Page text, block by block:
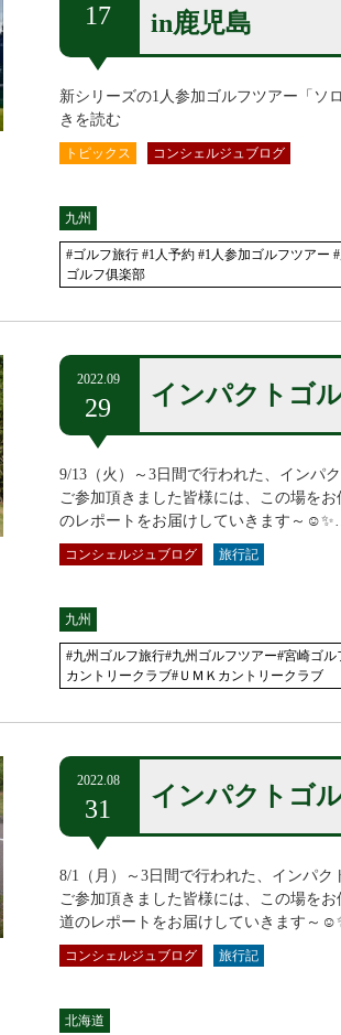
17
in鹿児島
新シリーズの1人参加ゴルフツアー「
きを読む
トピックス コンシェルジュブログ
九州
#ゴルフ旅行 #1人予約 #1人参加ゴルフツアー
ゴルフ俱楽部
2022.09
29 インパクトゴ
9/13（火）～3日間で行われた、インパ
ご参加頂きました皆様には、この場を
のレポートをお届けしていきます～
コンシェルジュブログ 旅行記
九州
#九州ゴルフ旅行#九州ゴルフツアー#宮崎ゴ
カントリークラブ#ＵＭＫカントリークラブ
2022.08
31 インパクトゴ
8/1（月）～3日間で行われた、インパ
ご参加頂きました皆様には、この場を
道のレポートをお届けしていきます～
コンシェルジュブログ 旅行記
北海道